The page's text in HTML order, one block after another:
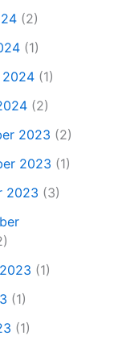
(2)
(1)
(1)
(2)
2023 (2)
2023 (1)
2023 (3)
(1)
(1)
(1)